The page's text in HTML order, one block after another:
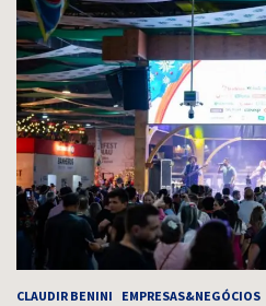
CLAUDIR BENINI EMPRESAS&NEGÓCIOS